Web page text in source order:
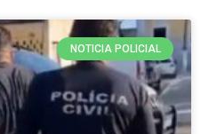
NOTICIA POLICIAL